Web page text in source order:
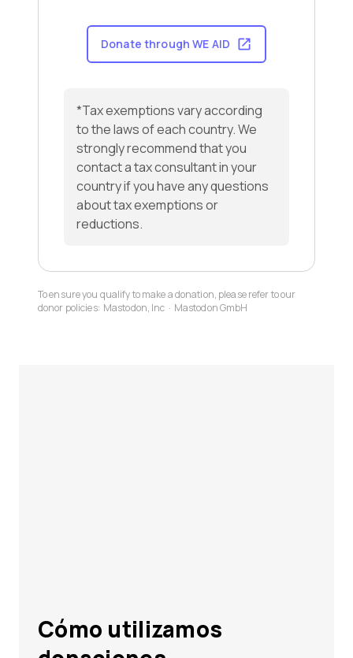
Donate through WE AID
*Tax exemptions vary according
to the laws of each country. We
strongly recommend that you
contact a tax consultant in your
country if you have any questions
about tax exemptions or
reductions.
To ensure you qualify to make a donation, please refer to our
donor policies: Mastodon, Inc · Mastodon GmbH
Cómo utilizamos